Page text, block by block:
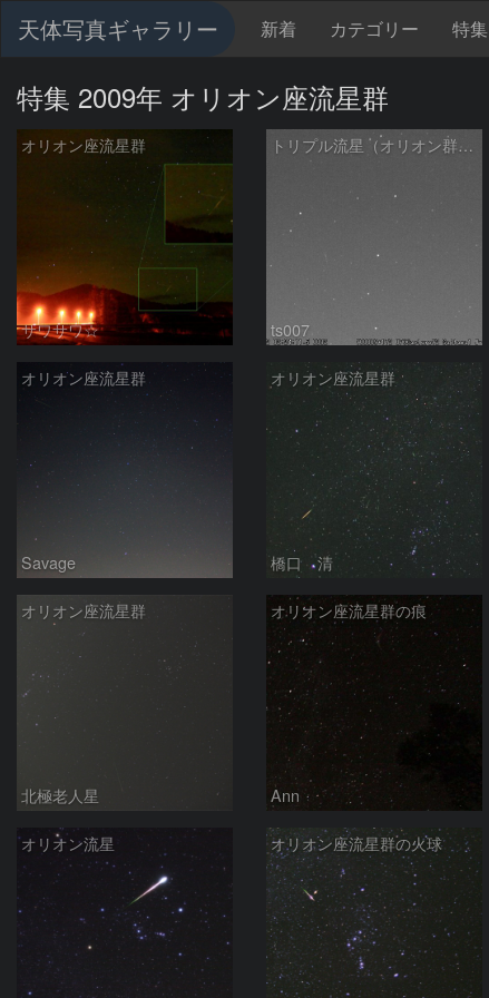
天体写真ギャラリー 新着 カテゴリー 特集
特集 2009年 オリオン座流星群
オリオン座流星群
サワサワ☆
トリプル流星（オリオン群2個とおうし群）
ts007
オリオン座流星群
Savage
オリオン座流星群
橋口 清
オリオン座流星群
北極老人星
オリオン座流星群の痕
Ann
オリオン流星 オリオン座流星群の火球